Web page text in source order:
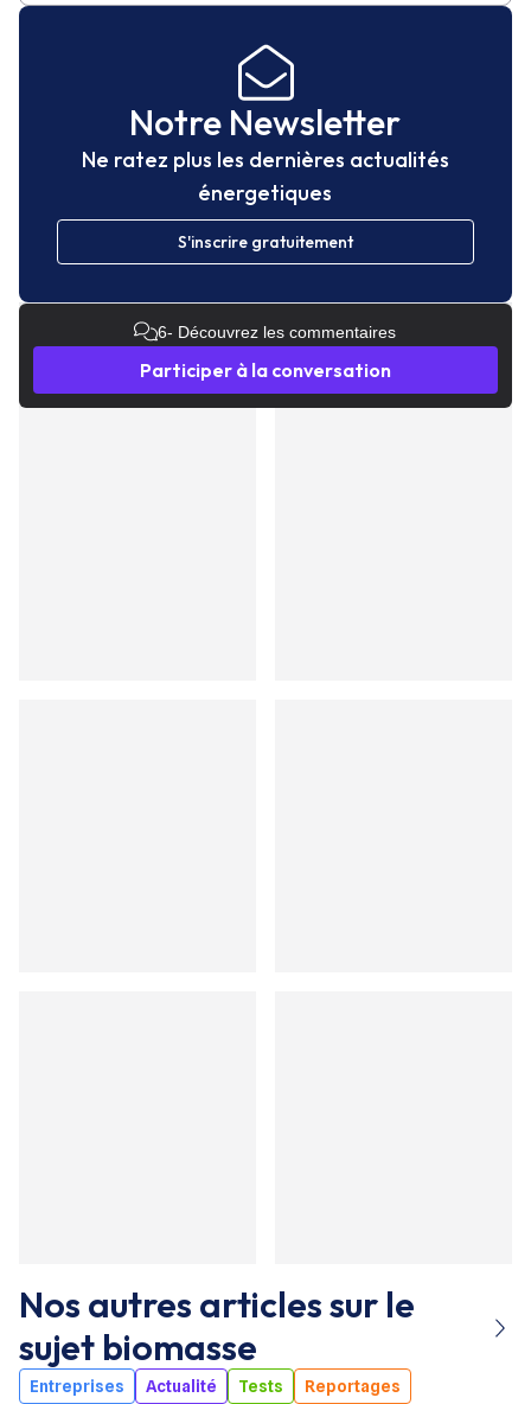
Notre Newsletter
Ne ratez plus les dernières actualités
énergetiques
S'inscrire gratuitement
6- Découvrez les commentaires
Participer à la conversation
Nos autres articles sur le
sujet biomasse
Entreprises Actualité Tests Reportages